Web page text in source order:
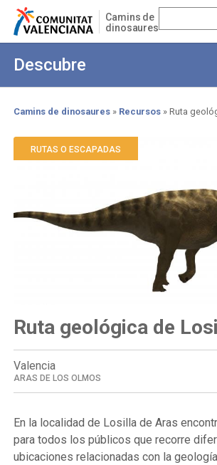
Pasar
contenido
Camins de
dinosaures
Descubre
Sobrescribir
enlaces
a
Camins de dinosaures Recursos Ruta
RUTAS O ESCAPADAS
Ruta geológica de
Valencia
ARAS DE LOS OLMOS
En la localidad de Losilla de Aras
para todos los públicos que recorre
ubicaciones relacionadas con la